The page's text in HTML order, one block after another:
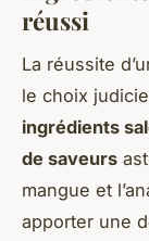
réussi
La réussite
le choix
ingrédients
de saveurs
mangue et
apporter une